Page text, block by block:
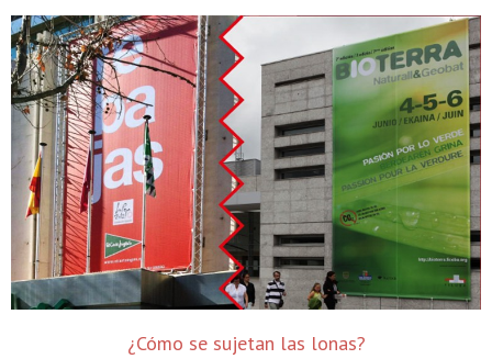
¿Cómo se sujetan las lonas?